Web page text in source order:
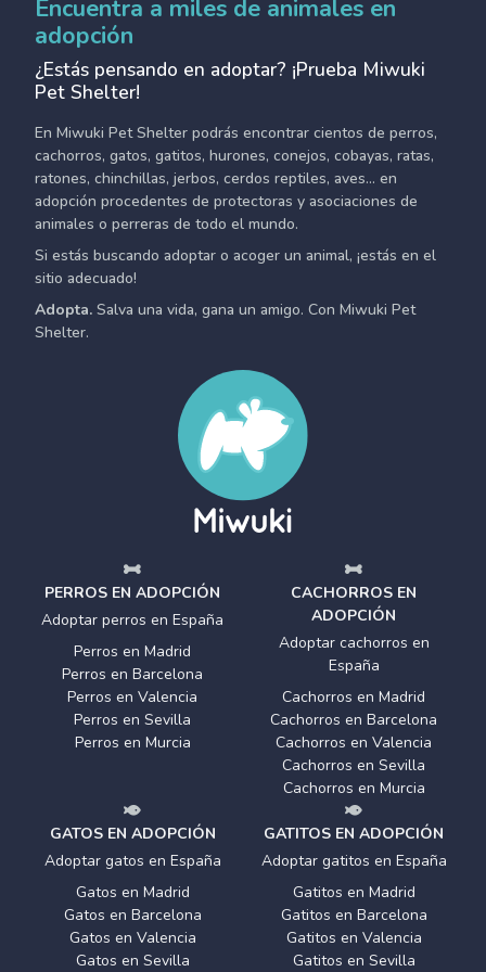
Encuentra a miles de animales en
adopción
¿Estás pensando en adoptar? ¡Prueba Miwuki
Pet Shelter!
En Miwuki Pet Shelter podrás encontrar cientos de perros,
cachorros, gatos, gatitos, hurones, conejos, cobayas, ratas,
ratones, chinchillas, jerbos, cerdos reptiles, aves... en
adopción procedentes de protectoras y asociaciones de
animales o perreras de todo el mundo.
Si estás buscando adoptar o acoger un animal, ¡estás en el
sitio adecuado!
Adopta. Salva una vida, gana un amigo. Con Miwuki Pet
Shelter.
PERROS EN ADOPCIÓN
Adoptar perros en España
Perros en Madrid
Perros en Barcelona
Perros en Valencia
Perros en Sevilla
Perros en Murcia
CACHORROS EN
ADOPCIÓN
Adoptar cachorros en
España
Cachorros en Madrid
Cachorros en Barcelona
Cachorros en Valencia
Cachorros en Sevilla
Cachorros en Murcia
GATOS EN ADOPCIÓN
Adoptar gatos en España
Gatos en Madrid
Gatos en Barcelona
Gatos en Valencia
Gatos en Sevilla
GATITOS EN ADOPCIÓN
Adoptar gatitos en España
Gatitos en Madrid
Gatitos en Barcelona
Gatitos en Valencia
Gatitos en Sevilla